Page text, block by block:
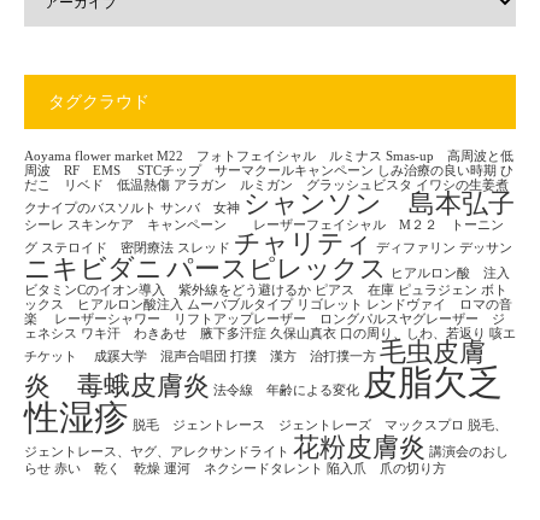
タグクラウド
Aoyama flower market M22 フォトフェイシャル ルミナス Smas-up 高周波と低
周波 RF EMS
STCチップ サーマクールキャンペーン しみ治療の良い時期 ひ
だこ リベド 低温熱傷 アラガン ルミガン グラッシュビスタ イワシの生姜煮
クナイプのバスソルト サンバ 女神 シャンソン 島本弘子
シーレ スキンケア キャンペーン レーザーフェイシャル M２２ トーニン
グ ステロイド 密閉療法 スレッド チャリティ ディファリン デッサン
ニキビダニ パースピレックス
ヒアルロン酸 注入
ビタミンCのイオン導入 紫外線をどう避けるか ピアス 在庫 ピュラジェン ボト
ックス ヒアルロン酸注入
ムーバブルタイプ リゴレット レンドヴァイ ロマの音
楽
レーザーシャワー リフトアップレーザー ロングパルスヤグレーザー ジ
ェネシス ワキ汗 わきあせ 腋下多汗症 久保山真衣 口の周り、しわ、若返り 咳エ
チケット
成蹊大学 混声合唱団 打撲 漢方 治打撲一方 毛虫皮膚
炎 毒蛾皮膚炎 法令線 年齢による変化
皮脂欠乏
性湿疹 脱毛 ジェントレース ジェントレーズ マックスプロ
脱毛、
ジェントレース、ヤグ、アレクサンドライト 花粉皮膚炎 講演会のおし
らせ 赤い 乾く 乾燥 運河 ネクシードタレント 陥入爪 爪の切り方